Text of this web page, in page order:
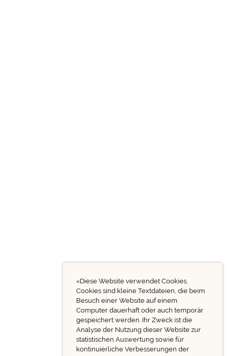
«Diese Website verwendet Cookies.
Cookies sind kleine Textdateien, die beim
Besuch einer Website auf einem
Computer dauerhaft oder auch temporär
gespeichert werden. Ihr Zweck ist die
Analyse der Nutzung dieser Website zur
statistischen Auswertung sowie für
kontinuierliche Verbesserungen der